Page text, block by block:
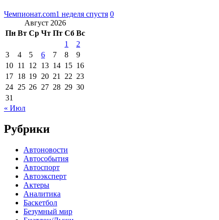
Чемпионат.com1 неделя спустя 0
Август 2026
Пн Вт Ср Чт Пт Сб Вс
1
2
3
4 5 6 7 8
9
10 11 12 13 14 15 16
17 18 19 20 21 22 23
24 25 26 27 28 29 30
31
« Июл
Рубрики
Автоновости
Автособытия
Автоспорт
Автоэксперт
Актеры
Аналитика
Баскетбол
Безумный мир